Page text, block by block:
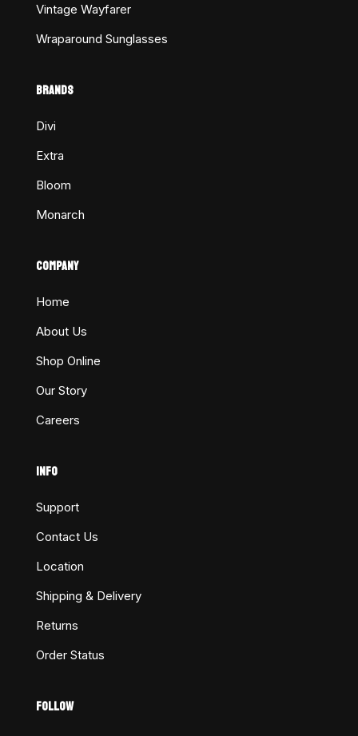
Vintage Wayfarer
Wraparound Sunglasses
BRANDS
Divi
Extra
Bloom
Monarch
COMPANY
Home
About Us
Shop Online
Our Story
Careers
INFO
Support
Contact Us
Location
Shipping & Delivery
Returns
Order Status
FOLLOW